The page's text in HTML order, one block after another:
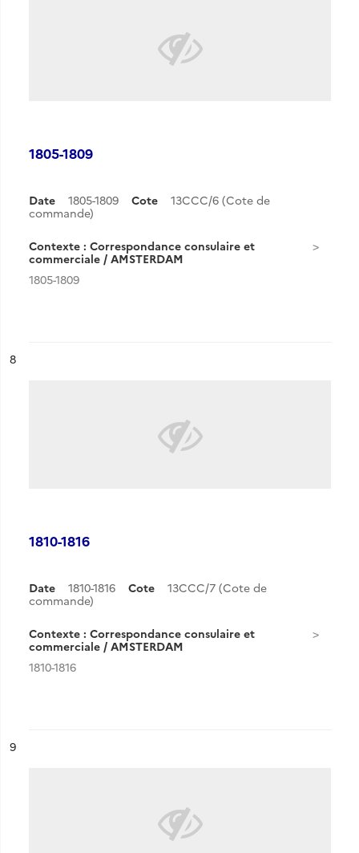
1805-1809
Date 1805-1809 Cote
13CCC/6 (Cote de
commande)
Contexte : Correspondance consulaire et
commerciale / AMSTERDAM
1805-1809
n°
8
1810-1816
Date 1810-1816 Cote
13CCC/7 (Cote de
commande)
Contexte : Correspondance consulaire et
commerciale / AMSTERDAM
1810-1816
n°
9